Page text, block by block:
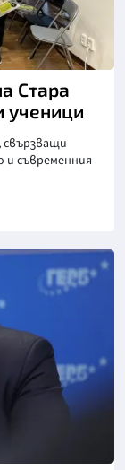
Стара
ученици
съвременния